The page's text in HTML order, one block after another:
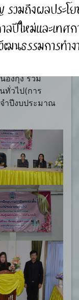
ายไพฑูรย์
องกุงกล่าวเปิด
ครงการ
องกุง ร่วม
ทั่วไป(การ
ำปีงบประมาณ